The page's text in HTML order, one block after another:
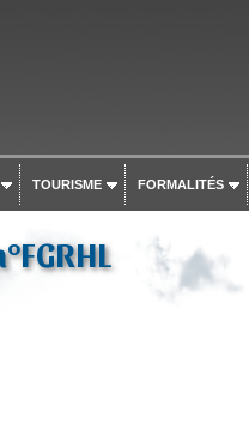
TOURISME FORMALITÉS